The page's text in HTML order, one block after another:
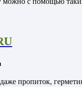
пропиток,